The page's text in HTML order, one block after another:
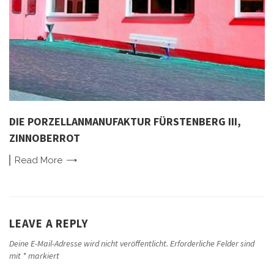
DIE PORZELLANMANUFAKTUR FÜRSTENBERG III,
ZINNOBERROT
Read More
LEAVE A REPLY
Deine E-Mail-Adresse wird nicht veröffentlicht. Erforderliche Felder sind
mit *markiert